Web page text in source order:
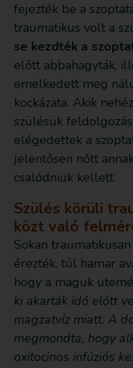
fejezték be a
traumatikus volt a
se kezdték a
előtt abbahagyták,
emelkedett meg
kockázata. Akik
szülésük
elégedettek a
jelentősen nőtt
csalódniuk kellett.
Szülés körüli
közt való
Sokan
érezték, túl hamar
hogy a maguk
ki akarták idő előtt
magzatvíz miatt. A
megmondta, hogy
oxitocinos infúziós